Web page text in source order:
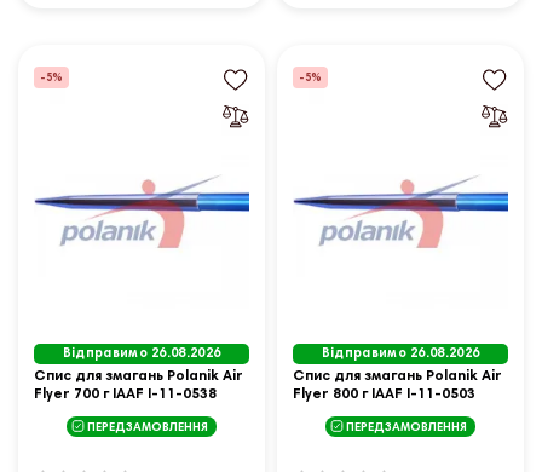
-5%
Відправимо 26.08.2026
Спис для змагань Polanik Air
Flyer 700 г IAAF I-11-0538
ПЕРЕДЗАМОВЛЕННЯ
-5%
Відправимо 26.08.2026
Спис для змагань Polanik Air
Flyer 800 г IAAF I-11-0503
ПЕРЕДЗАМОВЛЕННЯ